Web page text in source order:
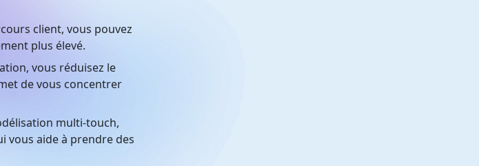
client, vous pouvez
plus élevé.
vous réduisez le
de vous concentrer
multi-touch,
vous aide à prendre des